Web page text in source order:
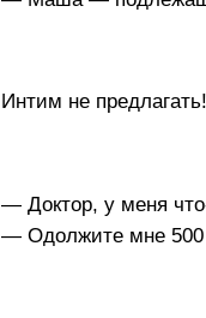
Интим не
— Доктор, у меня
— Одолжите мне 500